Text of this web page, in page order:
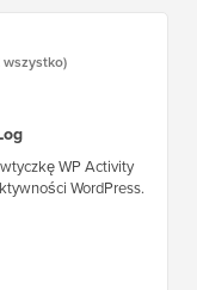
wszystko)
WP Activity
WordPress.